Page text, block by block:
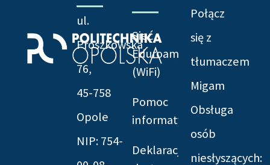
ul.
Prószkowska
76,
45-758
Opole
NIP: 754-
Sieć
Eduroam
(WiFi)
Pomoc
informatyczna
Deklaracja
Połącz
się z
tłumaczem
Migam
Obsługa
osób
niesłyszących: